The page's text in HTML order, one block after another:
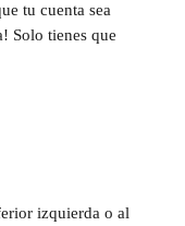
tu cuenta sea
Solo tienes que
izquierda o al